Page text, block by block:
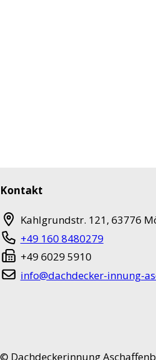
Kontakt
Kahlgrundstr. 121, 63776
+49 160 8480279
+49 6029 5910
info@dachdecker-innung-
© Dachdeckerinnung